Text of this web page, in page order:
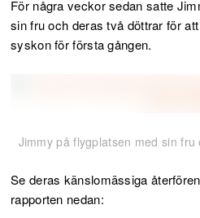
För några veckor sedan satte
sin fru och deras två döttrar för
syskon för första gången.
Jimmy på flygplatsen med sin
Se deras känslomässiga
rapporten nedan: